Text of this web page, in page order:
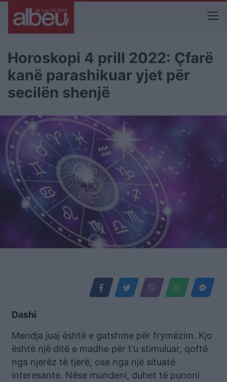
Horoskopi 4 prill 2022: Çfarë
kanë parashikuar yjet për
secilën shenjë
Dashi
Mendja juaj është e gatshme për frymëzim. Kjo
është një ditë e madhe për t’u stimuluar, qoftë
nga njerëz të tjerë, ose nga një situatë
interesante. Nëse mundeni, duhet të punoni